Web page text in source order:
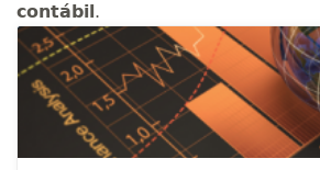
contábil.